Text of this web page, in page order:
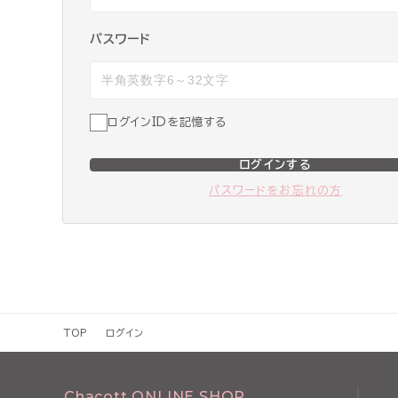
パスワード
ログインIDを記憶する
ログインする
パスワードをお忘れの方
TOP ログイン